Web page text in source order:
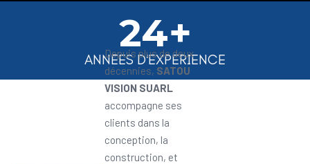
24+
ANNEES D'EXPERIENCE
Depuis plus de deux
décennies, SATOU
VISION SUARL
accompagne ses
clients dans la
conception, la
construction, et